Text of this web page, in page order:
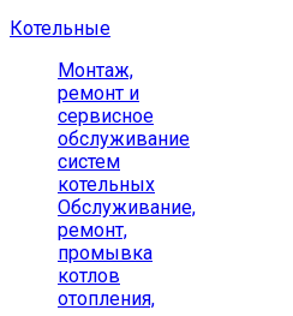
Котельные
Монтаж,
ремонт и
сервисное
обслуживание
систем
котельных
Обслуживание,
ремонт,
промывка
котлов
отопления,